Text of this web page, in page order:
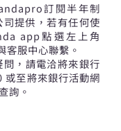
訂閱半年制
提供，若有任何使
app點選左上角
客服中心聯繫。
，請電洽將來銀行
至將來銀行活動網
詢。